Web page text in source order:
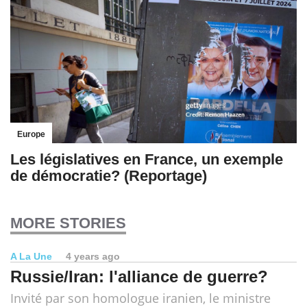
Europe
Les législatives en France, un exemple
de démocratie? (Reportage)
MORE STORIES
A La Une 4 years ago
Russie/Iran: l'alliance de guerre?
Invité par son homologue iranien, le ministre